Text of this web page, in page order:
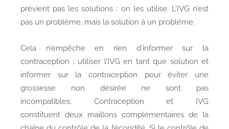
prévient pas les solutions : on les utilise. L’IVG n’est
pas un problème, mais la solution à un problème.
Cela n’empêche en rien d’informer sur la
contraception : utiliser l’IVG en tant que solution et
informer sur la contraception pour éviter une
grossesse non désirée ne sont pas
incompatibles. Contraception et IVG
constituent deux maillons complémentaires de la